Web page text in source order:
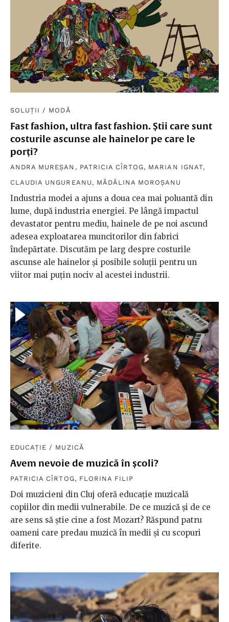
SOLUȚII / MODĂ
Fast fashion, ultra fast fashion. Știi care sunt
costurile ascunse ale hainelor pe care le
porți?
ANDRA MUREȘAN , PATRICIA CÎRTOG, MARIAN IGNAT,
CLAUDIA UNGUREANU , MĂDĂLINA MOROȘANU
Industria modei a ajuns a doua cea mai poluantă din
lume, după industria energiei. Pe lângă impactul
devastator pentru mediu, hainele de pe noi ascund
adesea exploatarea muncitorilor din fabrici
îndepărtate. Discutăm pe larg despre costurile
ascunse ale hainelor și posibile soluții pentru un
viitor mai puțin nociv al acestei industrii.
EDUCAȚIE / MUZICĂ
Avem nevoie de muzică în școli?
PATRICIA CÎRTOG, FLORINA FILIP
Doi muzicieni din Cluj oferă educație muzicală
copiilor din medii vulnerabile. De ce muzică și de ce
are sens să știe cine a fost Mozart? Răspund patru
oameni care predau muzică în medii și cu scopuri
diferite.